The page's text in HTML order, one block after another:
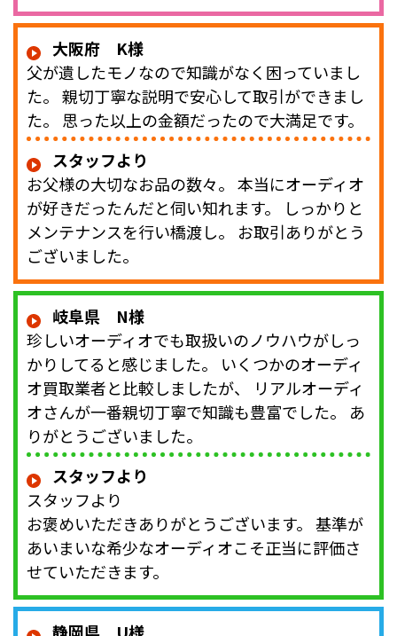
大阪府 K様
父が遺したモノなので知識がなく困っていまし
た。 親切丁寧な説明で安心して取引ができまし
た。 思った以上の金額だったので大満足です。
スタッフより
お父様の大切なお品の数々。 本当にオーディオ
が好きだったんだと伺い知れます。 しっかりと
メンテナンスを行い橋渡し。 お取引ありがとう
ございました。
岐阜県 N様
珍しいオーディオでも取扱いのノウハウがしっ
かりしてると感じました。 いくつかのオーディ
オ買取業者と比較しましたが、 リアルオーディ
オさんが一番親切丁寧で知識も豊富でした。 あ
りがとうございました。
スタッフより
スタッフより
お褒めいただきありがとうございます。 基準が
あいまいな希少なオーディオこそ正当に評価さ
せていただきます。